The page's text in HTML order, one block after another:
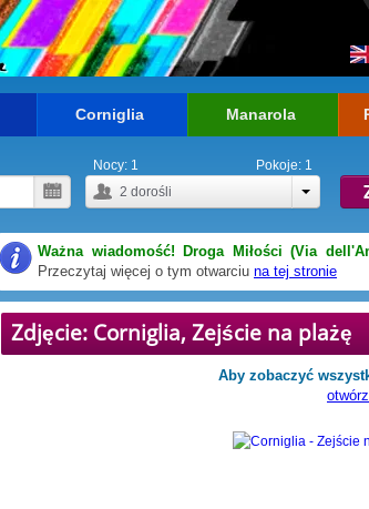
Corniglia Manarola
2 dorośli
Nocy: 1 Pokoje: 1
Ważna wiadomość! Droga Miłości (Via
Przeczytaj więcej o tym otwarciu na tej stronie
Zdjęcie: Corniglia, Zejście na plażę
Aby zobaczyć